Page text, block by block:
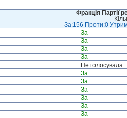
Фракція Партії
За:156 Проти:0
За
За
За
За
Не голосувала
За
За
За
За
За
За